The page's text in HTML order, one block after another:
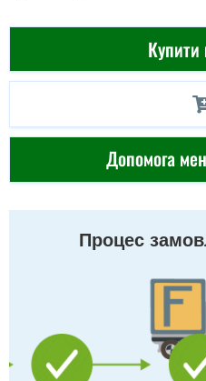
Купити
Допомога
Процес